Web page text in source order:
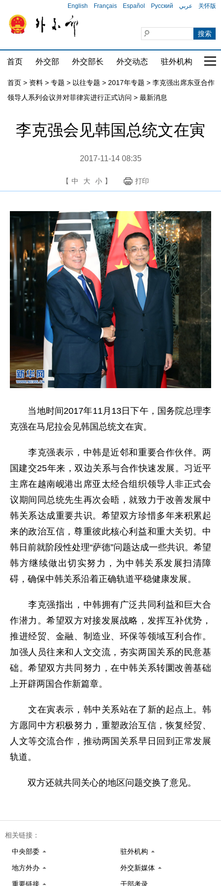
English Français Español Русский عربي 关怀版
首页 外交部 外交部长 外交动态 驻外机构 国
首页 > 资料 > 专题 > 以往专题 > 2017年专题 > 李克强出席东亚合作
领导人系列会议并对菲律宾进行正式访问 > 最新消息
李克强会见韩国总统文在寅
2017-11-14 08:35
【 中 大 小 】 打印
当地时间2017年11月13日下午，国务院总理李
克强在马尼拉会见韩国总统文在寅。
李克强表示，中韩是近邻和重要合作伙伴。两
国建交25年来，双边关系与合作快速发展。习近平
主席在越南岘港出席亚太经合组织领导人非正式会
议期间同总统先生再次会晤，就致力于改善发展中
韩关系达成重要共识。希望双方珍惜多年来积累起
来的政治互信，尊重彼此核心利益和重大关切。中
韩日前就阶段性处理“萨德”问题达成一些共识。希望
韩方继续做出切实努力，为中韩关系发展扫清障
碍，确保中韩关系沿着正确轨道平稳健康发展。
李克强指出，中韩拥有广泛共同利益和巨大合
作潜力。希望双方对接发展战略，发挥互补优势，
推进经贸、金融、制造业、环保等领域互利合作。
加强人员往来和人文交流，夯实两国关系的民意基
础。希望双方共同努力，在中韩关系转圜改善基础
上开辟两国合作新篇章。
文在寅表示，韩中关系站在了新的起点上。韩
方愿同中方积极努力，重塑政治互信，恢复经贸、
人文等交流合作，推动两国关系早日回到正常发展
轨道。
双方还就共同关心的地区问题交换了意见。
相关链接：
中央部委 驻外机构
地方外办 外交新媒体
重要链接 干部考录